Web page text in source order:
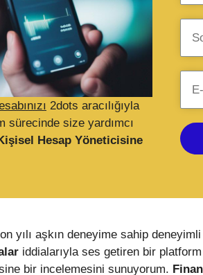
2dots aracılığıyla
sürecinde size yardımcı
Hesap Yöneticisine
yılı aşkın deneyime sahip
iddialarıyla ses getiren bir
bir incelemesini sunuyorum.